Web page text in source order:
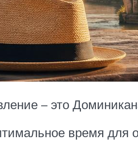
– это
время для